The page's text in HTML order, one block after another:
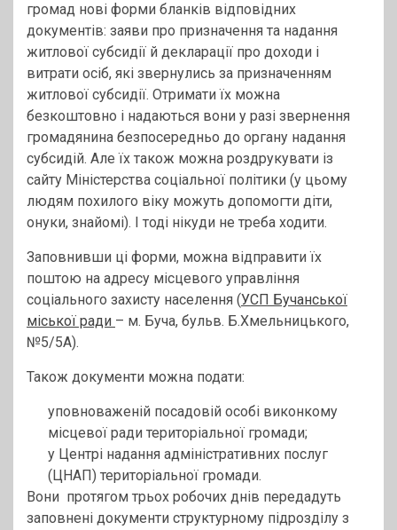
громад нові форми бланків відповідних
документів: заяви про призначення та надання
житлової субсидії й декларації про доходи і
витрати осіб, які звернулись за призначенням
житлової субсидії. Отримати їх можна
безкоштовно і надаються вони у разі звернення
громадянина безпосередньо до органу надання
субсидій. Але їх також можна роздрукувати із
сайту Міністерства соціальної політики (у цьому
людям похилого віку можуть допомогти діти,
онуки, знайомі). І тоді нікуди не треба ходити.
Заповнивши ці форми, можна відправити їх
поштою на адресу місцевого управління
соціального захисту населення (УСП Бучанської
міської ради – м. Буча, бульв. Б.Хмельницького,
№5/5А).
Також документи можна подати:
уповноваженій посадовій особі виконкому
місцевої ради територіальної громади;
у Центрі надання адміністративних послуг
(ЦНАП) територіальної громади.
Вони протягом трьох робочих днів передадуть
заповнені документи структурному підрозділу з